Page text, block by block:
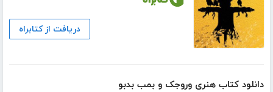
دریافت از کتابراه
دانلود کتاب هنری وروجک و بمب بدبو